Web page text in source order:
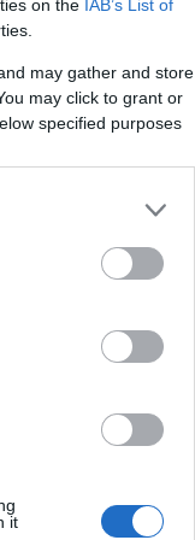
on the IAB’s List of
may gather and store
may click to grant or
specified purposes
it